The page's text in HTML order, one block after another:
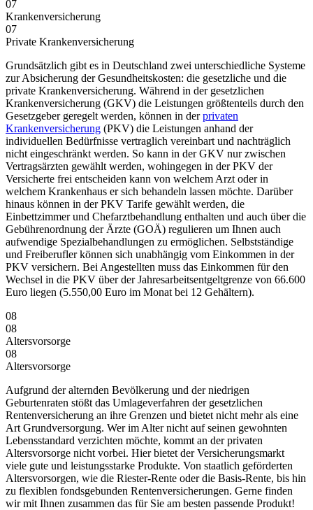
07
Krankenversicherung
07
Private Kranken­versicherung
Grundsätzlich gibt es in Deutschland zwei unterschiedliche Systeme
zur Absicherung der Gesundheitskosten: die gesetzliche und die
private Krankenversicherung. Während in der gesetzlichen
Krankenversicherung (GKV) die Leistungen größtenteils durch den
Gesetzgeber geregelt werden, können in derprivaten
Krankenversicherung (PKV) die Leistungen anhand der
individuellen Bedürfnisse vertraglich vereinbart und nachträglich
nicht eingeschränkt werden. So kann in der GKV nur zwischen
Vertragsärzten gewählt werden, wohingegen in der PKV der
Versicherte frei entscheiden kann von welchem Arzt oder in
welchem Krankenhaus er sich behandeln lassen möchte. Darüber
hinaus können in der PKV Tarife gewählt werden, die
Einbettzimmer und Chefarztbehandlung enthalten und auch über die
Gebührenordnung der Ärzte (GOÄ) regulieren um Ihnen auch
aufwendige Spezialbehandlungen zu ermöglichen. Selbstständige
und Freiberufler können sich unabhängig vom Einkommen in der
PKV versichern. Bei Angestellten muss das Einkommen für den
Wechsel in die PKV über der Jahresarbeitsentgeltgrenze von 66.600
Euro liegen (5.550,00 Euro im Monat bei 12 Gehältern).
08
08
Altersvorsorge
08
Altersvorsorge
Aufgrund der alternden Bevölkerung und der niedrigen
Geburtenraten stößt das Umlageverfahren der gesetzlichen
Rentenversicherung an ihre Grenzen und bietet nicht mehr als eine
Art Grundversorgung. Wer im Alter nicht auf seinen gewohnten
Lebensstandard verzichten möchte, kommt an der privaten
Altersvorsorge nicht vorbei. Hier bietet der Versicherungsmarkt
viele gute und leistungsstarke Produkte. Von staatlich geförderten
Altersvorsorgen, wie die Riester-Rente oder die Basis-Rente, bis hin
zu flexiblen fondsgebunden Rentenversicherungen. Gerne finden
wir mit Ihnen zusammen das für Sie am besten passende Produkt!